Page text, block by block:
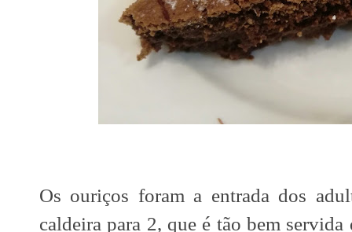
Os ouriços foram a entrada dos
caldeira para 2, que é tão bem